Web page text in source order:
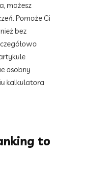
możesz
Pomoże Ci
bez
osobny
kalkulatora
to